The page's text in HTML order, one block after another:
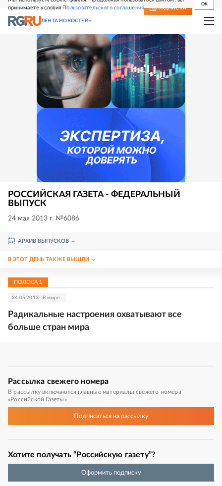
принимаете условия Пользовательского соглашения
OK
СВЕЖИЙ НОМЕР ПОДПИСКА
ЛЕНТА НОВОСТЕЙ
РОССИЙСКАЯ ГАЗЕТА - ФЕДЕРАЛЬНЫЙ
ВЫПУСК
24 мая 2013 г. №6086
АРХИВ ВЫПУСКОВ
В ЭТОТ ДЕНЬ ТАКЖЕ ВЫШЛИ
ПОЛОСА 1
24.05.2013 В мире
Радикальные настроения охватывают все
больше стран мира
Рассылка свежего номера
В рассылку включаются главные материалы свежего номера
«Российской Газеты»
Подписатьсяна рассылку
Хотите получать “Российскую газету”?
Оформить подписку